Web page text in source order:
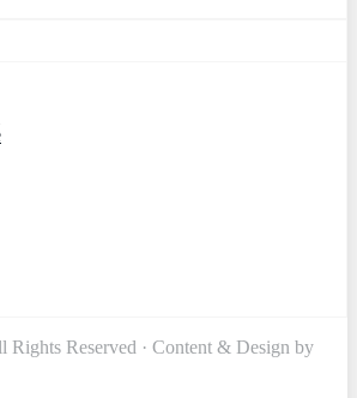
Reserved · Content & Design by